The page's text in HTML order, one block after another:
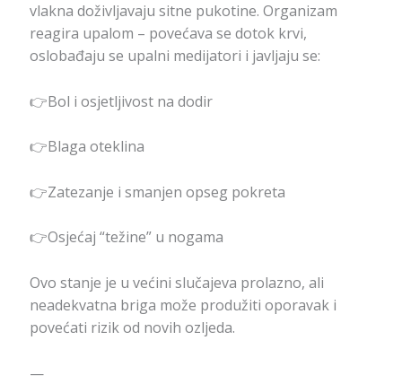
vlakna doživljavaju sitne pukotine. Organizam
reagira upalom – povećava se dotok krvi,
oslobađaju se upalni medijatori i javljaju se:
👉Bol i osjetljivost na dodir
👉Blaga oteklina
👉Zatezanje i smanjen opseg pokreta
👉Osjećaj “težine” u nogama
Ovo stanje je u većini slučajeva prolazno, ali
neadekvatna briga može produžiti oporavak i
povećati rizik od novih ozljeda.
—